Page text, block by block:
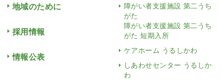
地域のために
採用情報
情報公表
障がい者支援施設 第二うち
がた
障がい者支援施設 第二うち
がた 短期入所
ケアホーム うるしかわ
しあわせセンター うるしか
わ